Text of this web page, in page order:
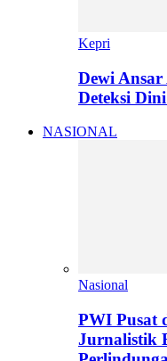
Kepri
Dewi
Deteksi
NASIONAL
Nasional
PWI Pusat
Jurnalistik